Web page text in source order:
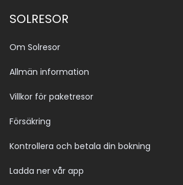
SOLRESOR
Om Solresor
Allmän information
Villkor för paketresor
Försäkring
Kontrollera och betala din bokning
Ladda ner vår app